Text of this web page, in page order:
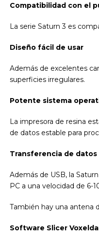
Compatibilidad con el
La serie Saturn 3 es
Diseño fácil de usar
Además de excelentes
superficies irregulares.
Potente sistema
La impresora de resina
de datos estable para
Transferencia de datos
Además de USB, la
PC a una velocidad de 6-
También hay una antena
Software Slicer